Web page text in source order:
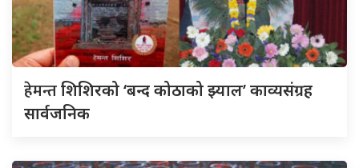
हेमन्तशिशिरको ‘बन्द कोठाको झ्याल’ काव्यसंग्रह
सार्वजनिक